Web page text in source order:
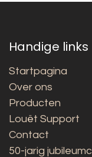
Handige links
Startpagina
Over ons
Producten
Louët Support
Contact
50-jarig